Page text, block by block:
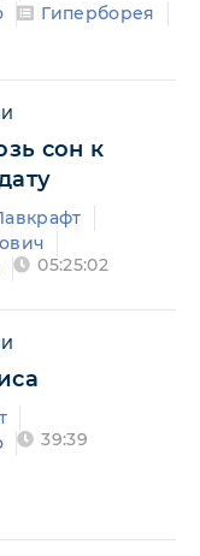
Гиперборея
сон к
05:25:02
39:39